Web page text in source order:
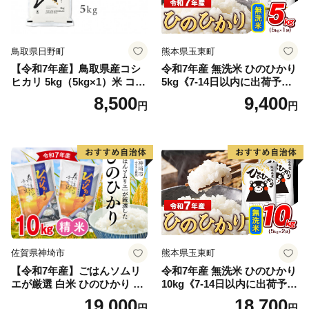
鳥取県日野町
【令和7年産】鳥取県産コシ
ヒカリ 5kg（5kg×1）米 コシ
ヒカリ こしひかり お米 白米
精米 5キロ おこめ こめ コメ
野町産 Elevation
8,500円
熊本県玉東町
令和7年産 無洗米 ひのひかり
5kg《7-14日以内に出荷予定
(土日祝除く)》コメ 米 無洗米
高レビュー｜人気米 熊本県
9,400円
佐賀県神埼市
【令和7年産】ごはんソムリ
エが厳選 白米 ひのひかり 10
熊本県玉東町
令和7年産 無洗米 ひのひかり
10kg《7-14日以内に出荷予定
(土日祝除く)》コメ 米 無洗米